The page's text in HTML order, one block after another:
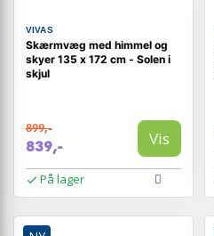
VIVAS
Skærmvæg med himmel og
skyer 135 x 172 cm - Solen i
skjul
899,-
839,- Vis
På lager